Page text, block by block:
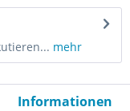
mehr
Informationen